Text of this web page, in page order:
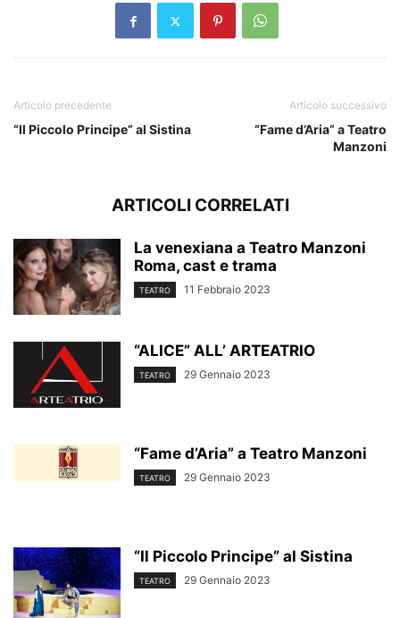
Articolo precedente
“Il Piccolo Principe” al Sistina
Articolo successivo
“Fame d’Aria” a Teatro
Manzoni
ARTICOLI CORRELATI
La venexiana a Teatro Manzoni
Roma, cast e trama
TEATRO 11 Febbraio 2023
“ALICE” ALL’ ARTEATRIO
TEATRO 29 Gennaio 2023
“Fame d’Aria” a Teatro Manzoni
TEATRO 29 Gennaio 2023
“Il Piccolo Principe” al Sistina
TEATRO 29 Gennaio 2023